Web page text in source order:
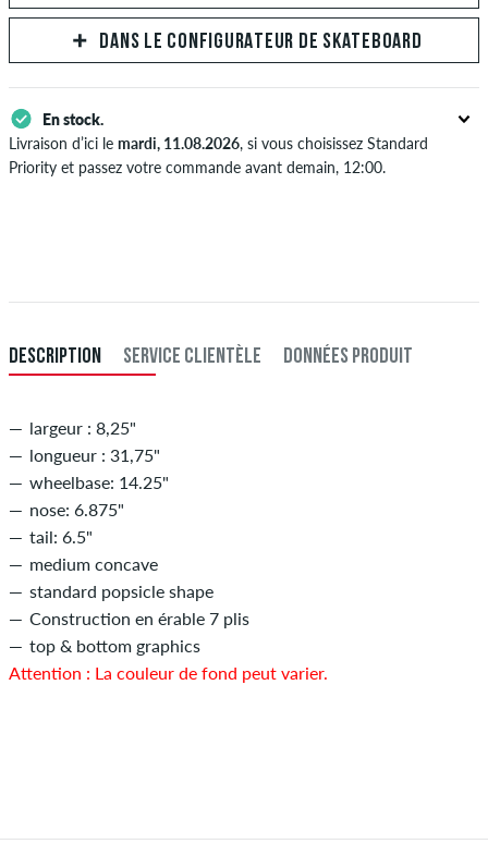
DANS LE CONFIGURATEUR DE SKATEBOARD
En stock.
Livraison d’ici le mardi, 11.08.2026, si vous choisissez Standard
Priority et passez votre commande avant demain, 12:00.
DESCRIPTION SERVICE CLIENTÈLE DONNÉES PRODUIT
largeur : 8,25"
longueur : 31,75"
wheelbase: 14.25"
nose: 6.875"
tail: 6.5"
medium concave
standard popsicle shape
Construction en érable 7 plis
top & bottom graphics
Attention : La couleur de fond peut varier.